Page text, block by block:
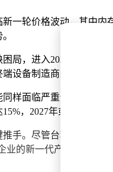
一轮价格波动，其中
局，进入2026年后涨
设备制造商的采购成本
样面临严重供不应求
，2027年或再追加
手。尽管台积电已于
的新一代产品均依赖